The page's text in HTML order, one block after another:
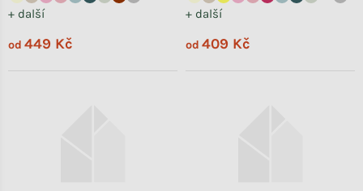
+ další
od 449 Kč
+ další
od 409 Kč